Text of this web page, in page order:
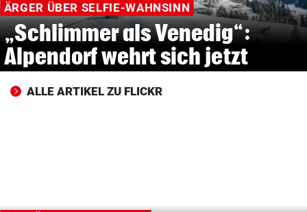
ÄRGER ÜBER SELFIE-WAHNSINN
„Schlimmer als Venedig“:
Alpendorf wehrt sich jetzt
ALLE ARTIKEL ZU FLICKR